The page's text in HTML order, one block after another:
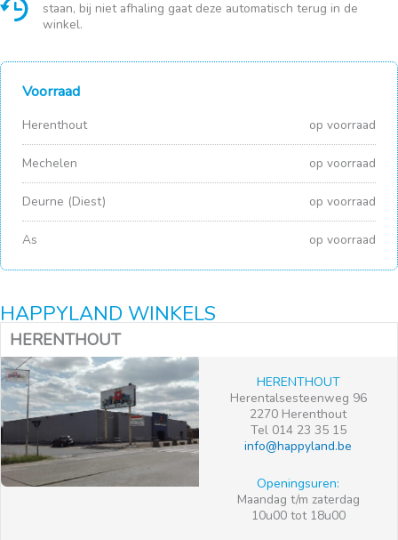
staan, bij niet afhaling gaat deze automatisch terug in de
winkel.
Voorraad
Herenthout op voorraad
Mechelen op voorraad
Deurne (Diest) op voorraad
As op voorraad
HAPPYLAND WINKELS
HERENTHOUT
HERENTHOUT
Herentalsesteenweg 96
2270 Herenthout
Tel 014 23 35 15
info@happyland.be
Openingsuren:
Maandag t/m zaterdag
10u00 tot 18u00